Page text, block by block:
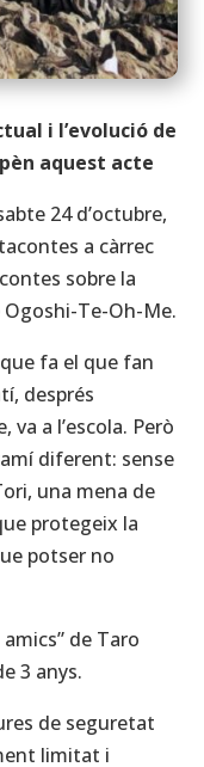
i l’evolució de
aquest acte
24 d’octubre,
a càrrec
sobre la
Te-Oh-Me.
fa el que fan
després
va a l’escola. Però
diferent: sense
una mena de
protegeix la
potser no
de Taro
3 anys.
de seguretat
limitat i